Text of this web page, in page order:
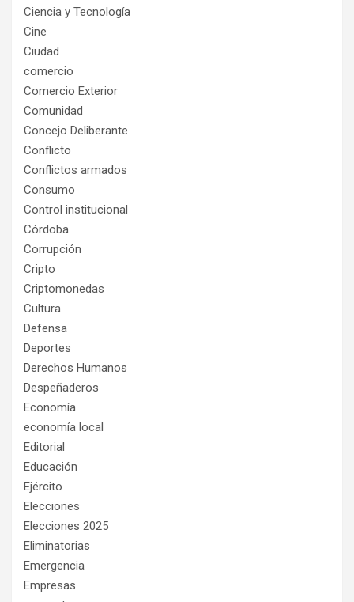
Ciencia y Tecnología
Cine
Ciudad
comercio
Comercio Exterior
Comunidad
Concejo Deliberante
Conflicto
Conflictos armados
Consumo
Control institucional
Córdoba
Corrupción
Cripto
Criptomonedas
Cultura
Defensa
Deportes
Derechos Humanos
Despeñaderos
Economía
economía local
Editorial
Educación
Ejército
Elecciones
Elecciones 2025
Eliminatorias
Emergencia
Empresas